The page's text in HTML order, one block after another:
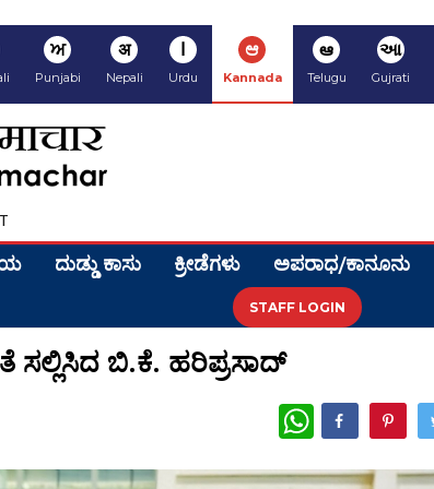
ਅ
Punjabi
अ
Nepali
ا
Urdu
ಆ
Kannada
ఆ
Telugu
આ
Gujrati
ದುಡ್ಡು ಕಾಸು ಕ್ರೀಡೆಗಳು ಅಪರಾಧ/ಕಾನೂನು
STAFF LOGIN
ಸಲ್ಲಿಸಿದ ಬಿ.ಕೆ. ಹರಿಪ್ರಸಾದ್
WhatsApp